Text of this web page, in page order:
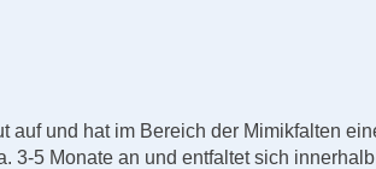
und hat im Bereich der Mimikfalten
5 Monate an und entfaltet sich